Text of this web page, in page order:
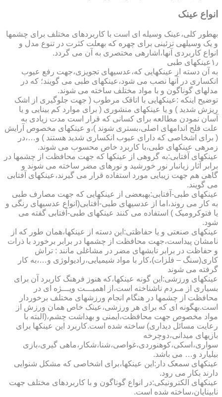
انواع عینک
به­طور کلی،عینک وسیله ای است با کاربردهای مختلف برای چشمها
و یک وسیله­ی تزئینی برای چهره که به­علت کثرت در تنوع مدل و
انواع کاربردی آنها،اشاره­ی مختصری به آن می گردد.
۱٫عینکهای طبی
به آن دسته از عینکهایی که،عدسیهای تجویزی،جهت رفع عیوب
انکساری در آنها نصب می شود،عینکهای طبی می گویند؛ که در
مدلهای گوناگون و با مواد مختلف ساخته می شوند.
توضیح اینکه :عینکهایی با اتاقک مرطوب ( جهت جلوگیری از اشک
ریزش شدید ) و یا عینکهای منشوری ( برای موارد کم بینایی و یا
آسان نمودن مطالعه برای کسانی که قرار است مدت زیادی به
علت فلج اندامهای اصلی،بستری شوند )،و عینکهای مخصوص آرایش
( برای اشخاصی که دارای عیوب انکساری شدید هستند ) و…،در
زمره­ی عینکهای طبی،با کاربرد خاص محسوب می شوند.
عینکهای آفتابی:به گروهی از عینکها که جهت محافظت از چشمها در
برابر آثار زیانبار نور خورشید و نورهای مضر ساخته می شوند و
گاهی هم جهت زیبایی مورد استفاده قرار می گیرند،عینکهای آفتابی
می گویند.
عینکهای طبی-آفتابی:به­بعضی از عینکهایی که جهت مصارف طبی
به کار می روند،اما از عدسیهای طبی-آفتابی(انواع عدسیهای رنگی و
یا فتوکرومیک ) استفاده می کنند عینکهای طبی-آفتابی گفته می
شود.
عینکهای صنعتی و یا حفاظتی:این دسته از عینکها،همان طور که از
نامشان پیداست،جهت محافظت از چشمها در برابر برخورد با ذرات
و حفاظت در برابر تابشهای مضر در مشاغلی مانند : تراش
کاری(سنگ – فلزات)،کار با مواد شیمیایی،رادیولوژی و…،به کار
گرفته می شوند
عینکهای ورزشی:این گونه عینکها،که هنوز فرهنگ کاربرد آن برای
بسیاری از مـردم ناشناخته است،از اهمیـــت ویـــژه ای در
محافظت از چشمها در هنگام انجام ورزشهای مختلف برخوردار
است.به­گونه ای که برای هر ورزشی،عینک خاص همان ورزش از
مواد مخصوص جهت محافظت،ایمنی و بهداشت چشم،(البته با
رعایت مسائل دیداری) ساخته شده است.کاربرد این عینکها برای
بازیهای میدانی،دوچرخه
سواری،اسکی،کوهنوردی،غواصی،شنا،شکار،ماهی گیری،بازی
بیلیارد و… می باشد.
عینکهای سمعک دار:این عینکها،برای اشخاصی که مشکل شنوایی
دارند بکار می رود.
عینکهای الکترونیکی:در انواع گوناگون و با کاربردهای مختلف جهت
نابینایان،ساخته شده است.